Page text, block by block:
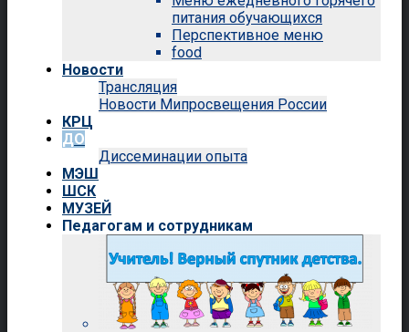
питания обучающихся
Перспективное меню
food
Новости
Трансляция
Новости Мипросвещения России
КРЦ
ДО
Диссеминации опыта
МЭШ
ШСК
МУЗЕЙ
Педагогам и сотрудникам